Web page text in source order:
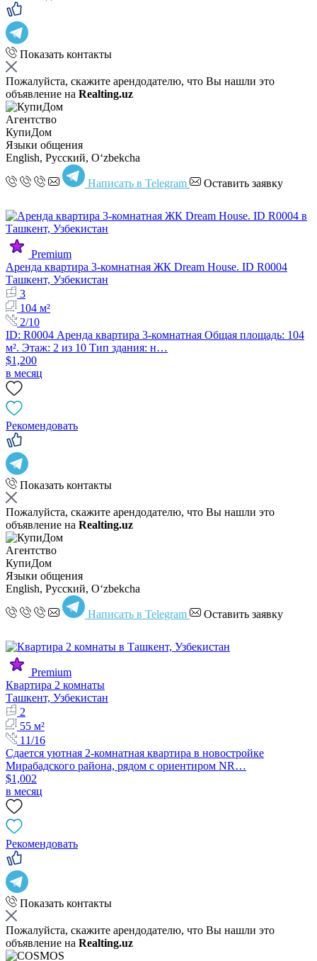
Показать контакты
Пожалуйста, скажите арендодателю, что Вы нашли это
объявление на Realting.uz
Агентство
КупиДом
Языки общения
English, Русский, Oʻzbekcha
Написать в Telegram Оставить заявку
Premium
Аренда квартира 3-комнатная ЖК Dream House. ID R0004
Ташкент, Узбекистан
3
104 м²
2/10
ID: R0004 Аренда квартира 3-комнатная Общая площадь: 104
м². Этаж: 2 из 10 Тип здания: н…
$1,200
в месяц
Рекомендовать
Показать контакты
Пожалуйста, скажите арендодателю, что Вы нашли это
объявление на Realting.uz
Агентство
КупиДом
Языки общения
English, Русский, Oʻzbekcha
Написать в Telegram Оставить заявку
Premium
Квартира 2 комнаты
Ташкент, Узбекистан
2
55 м²
11/16
Сдается уютная 2-комнатная квартира в новостройке
Мирабадского района, рядом с ориентиром NR…
$1,002
в месяц
Рекомендовать
Показать контакты
Пожалуйста, скажите арендодателю, что Вы нашли это
объявление на Realting.uz